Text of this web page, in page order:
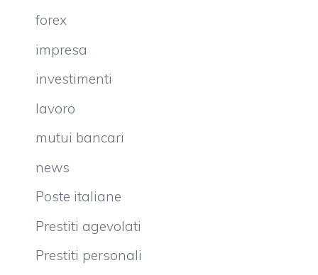
forex
impresa
investimenti
lavoro
mutui bancari
news
Poste italiane
Prestiti agevolati
Prestiti personali